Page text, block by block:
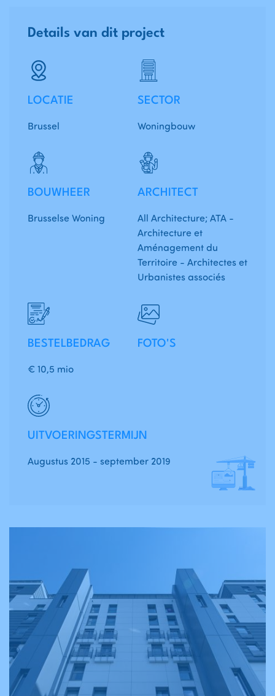
LOCATIE
Brussel
SECTOR
Woningbouw
BOUWHEER
Brusselse Woning
ARCHITECT
All Architecture; ATA -
Architecture et
Aménagement du
Territoire - Architectes et
Urbanistes associés
BESTELBEDRAG
€ 10,5 mio
UITVOERINGSTERMIJN
Augustus 2015 - september 2019
FOTO'S
Details van dit project